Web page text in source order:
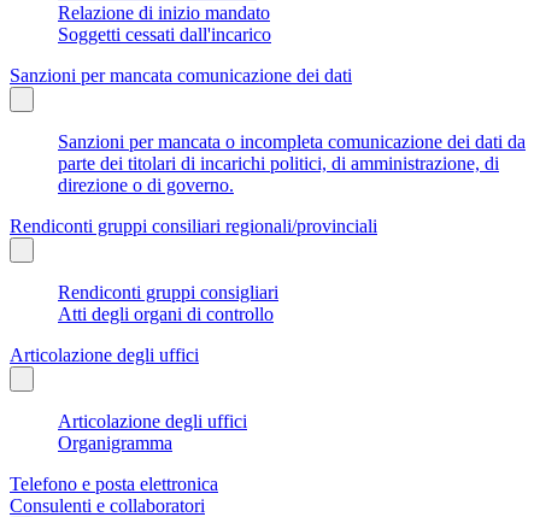
Relazione di inizio mandato
Soggetti cessati dall'incarico
Sanzioni per mancata comunicazione dei dati
Sanzioni per mancata o incompleta comunicazione dei dati da
parte dei titolari di incarichi politici, di amministrazione, di
direzione o di governo.
Rendiconti gruppi consiliari regionali/provinciali
Rendiconti gruppi consigliari
Atti degli organi di controllo
Articolazione degli uffici
Articolazione degli uffici
Organigramma
Telefono e posta elettronica
Consulenti e collaboratori